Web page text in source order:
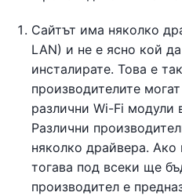
Сайтът има няколко
LAN) и не е ясно кой
инсталирате. Това е
производителите
различни Wi-Fi модули
Различни
няколко драйвера. Ако
тогава под всеки ще
производител е